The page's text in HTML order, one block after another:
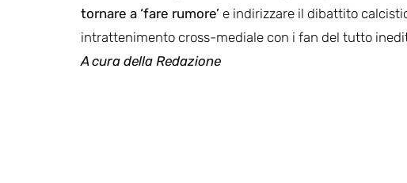
tornare a ‘fare rumore’ e indirizzare il dibattito
intrattenimento cross-mediale con i fan del tutto
A cura della Redazione